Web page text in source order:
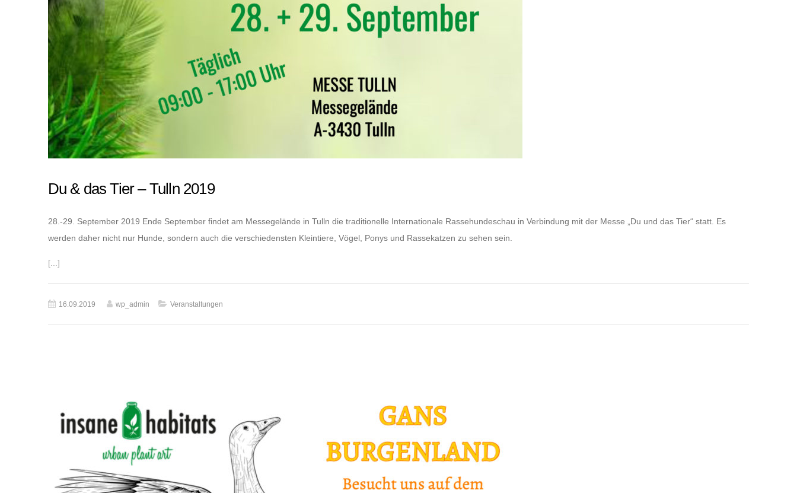
Du & das Tier – Tulln 2019
28.-29. September 2019 Ende September findet am Messegelände in Tulln die traditionelle Internationale Rassehundeschau in Verbindung mit der Messe „Du und das Tier“ statt. Es
werden daher nicht nur Hunde, sondern auch die verschiedensten Kleintiere, Vögel, Ponys und Rassekatzen zu sehen sein.
[...]
16.09.2019 wp_admin Veranstaltungen